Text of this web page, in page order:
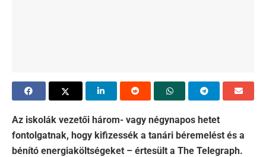
Az iskolák vezetői három- vagy négynapos hetet
fontolgatnak, hogy kifizessék a tanári béremelést és a
bénító energiaköltségeket – értesült a The Telegraph.